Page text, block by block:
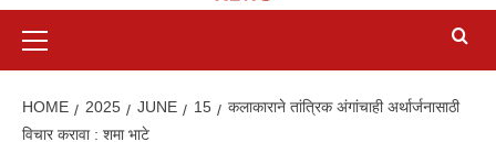
HOME 2025 JUNE 15
कलाकाराने तांत्रिक अंगांचाही अर्थार्जनासाठी
विचार करावा : शमा भाटे